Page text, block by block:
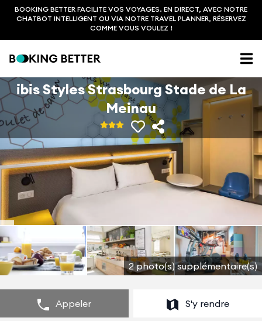
BOOKING BETTER FACILITE VOS VOYAGES. EN DIRECT, AVEC NOTRE
CHATBOT INTELLIGENT OU VIA NOTRE TRAVEL PLANNER, RÉSERVEZ
COMME VOUS VOULEZ !
2 photo(s) supplémentaire(s)
ibis Styles Strasbourg Stade de La
Meinau
Appeler S'y rendre